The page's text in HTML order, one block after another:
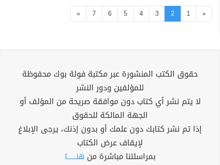
«
1
2
3
4
5
6
7
»
حقوق الكتب المنشورة عبر مكتبة فولة بوك محفوظة
للمؤلفين ودور النشر
لا يتم نشر أي كتاب دون موافقة صريحة من المؤلف أو
الجهة المالكة للحقوق
إذا تم نشر كتابك دون علمك أو بدون إذنك، يرجى الإبلاغ
لإيقاف عرض الكتاب
بمراسلتنا مباشرة من هنــــــا